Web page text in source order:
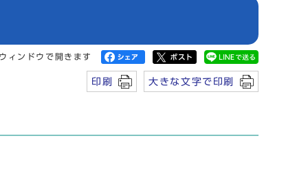
ィンドウで開きます
印刷 大きな文字で印刷